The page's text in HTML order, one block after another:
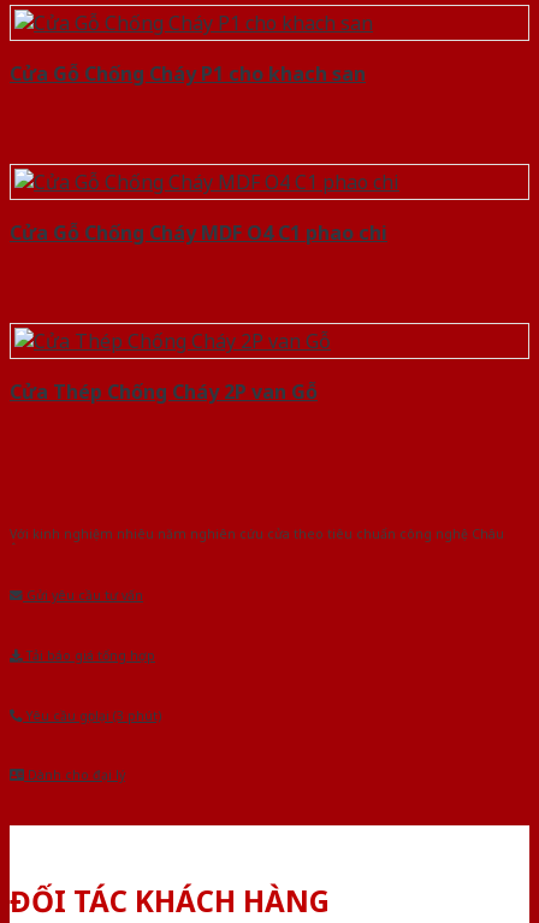
Cửa Gỗ Chống Cháy P1 cho khach san
Cửa Gỗ Chống Cháy MDF O4 C1 phao chi
Cửa Thép Chống Cháy 2P van Gỗ
Với kinh nghiệm nhiêu năm nghiên cứu cửa theo tiêu chuẩn công nghệ Châu
Gửi yêu cầu tư vấn
Tải báo giá tổng hợp
Yêu cầu gọi lại (3 phút)
Dành cho đại lý
ĐỐI TÁC KHÁCH HÀNG